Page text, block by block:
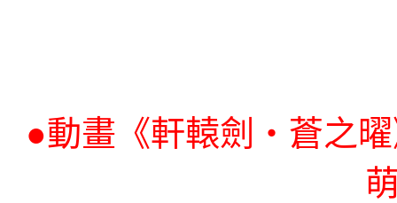
●動畫《軒轅劍‧蒼之